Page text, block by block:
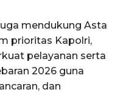
mendukung Asta
prioritas Kapolri,
pelayanan serta
2026 guna
dan